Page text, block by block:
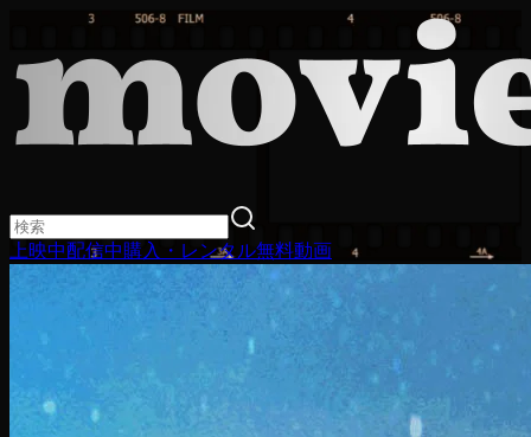
上映中配信中購入・レンタル無料動画